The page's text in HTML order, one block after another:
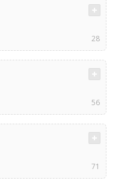
28
56
71